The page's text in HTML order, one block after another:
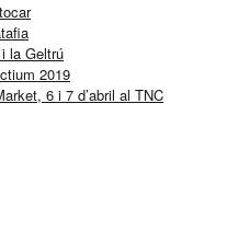
la Geltrú
2019
6 i 7 d’abril al TNC